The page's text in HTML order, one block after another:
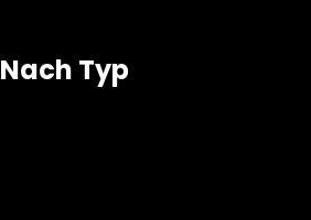
Nach Typ